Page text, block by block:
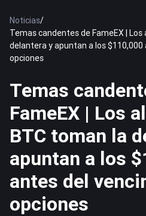
Noticias/
Temas candentes de FameEX |
delantera y apuntan a los
opciones
Temas
FameEX | Los
BTC toman la
apuntan a los
antes del
opciones